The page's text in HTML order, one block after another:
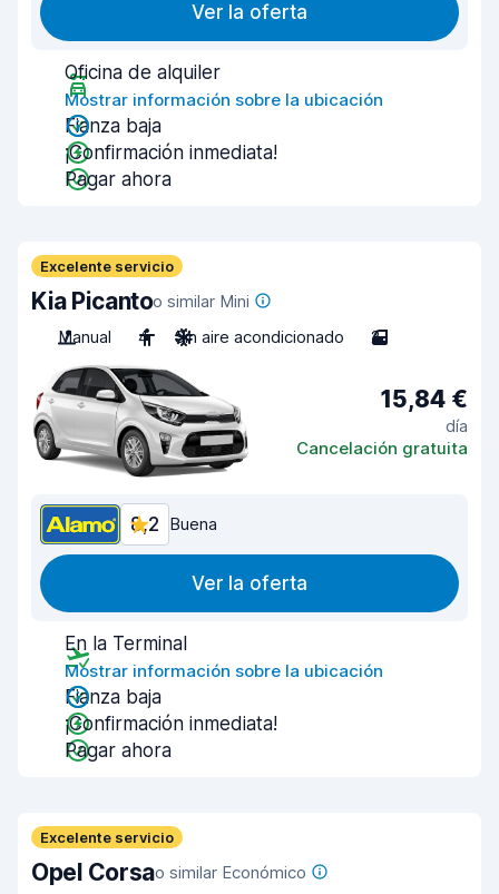
Ver la oferta
Oficina de alquiler
Mostrar información sobre la ubicación
Fianza baja
¡Confirmación inmediata!
Pagar ahora
Excelente servicio
Kia Picantoo similar Mini
Manual
4 Sin aire acondicionado 2
15,84 €
día
Cancelación gratuita
8,2 Buena
Ver la oferta
En la Terminal
Mostrar información sobre la ubicación
Fianza baja
¡Confirmación inmediata!
Pagar ahora
Excelente servicio
Opel Corsao similar Económico